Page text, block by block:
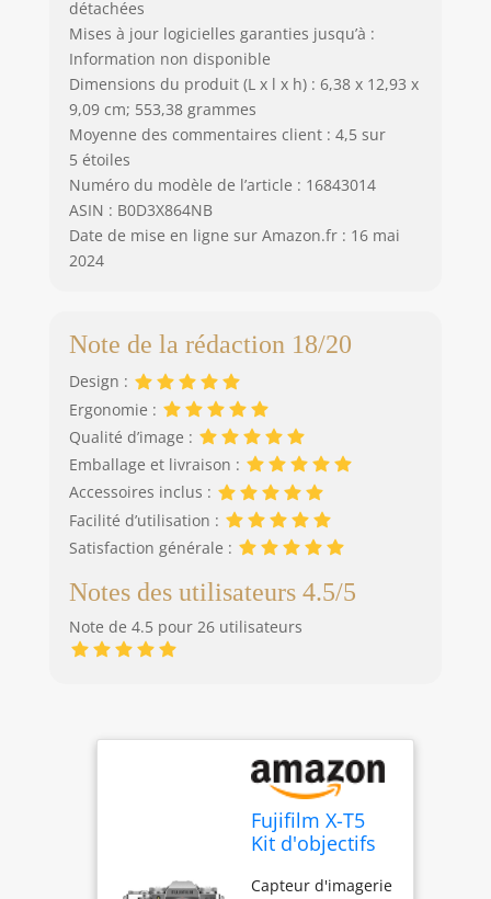
détachées
Mises à jour logicielles garanties jusqu’à :
Information non disponible
Dimensions du produit (L x l x h) : 6,38 x 12,93 x
9,09 cm; 553,38 grammes
Moyenne des commentaires client : 4,5 sur
5 étoiles
Numéro du modèle de l’article : 16843014
ASIN : B0D3X864NB
Date de mise en ligne sur Amazon.fr : 16 mai
2024
Note de la rédaction 18/20
Design :
Ergonomie :
Qualité d’image :
Emballage et livraison :
Accessoires inclus :
Facilité d’utilisation :
Satisfaction générale :
Notes des utilisateurs 4.5/5
Note de 4.5 pour 26 utilisateurs
Fujifilm X-T5
Kit d'objectifs
Photo
Capteur d'imagerie